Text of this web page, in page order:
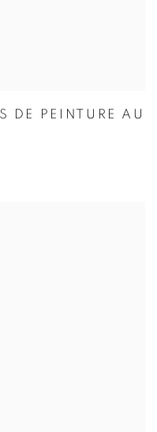
PEINTURE AU